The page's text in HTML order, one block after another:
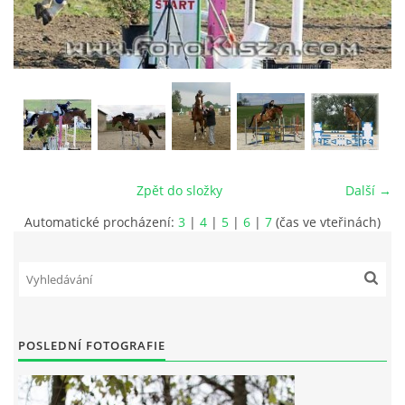
VIDEA
NOVÝ PŘEKÁŽKOVÝ MATERIÁL
MORAVSKOSLEZSKÉM KRAJI
NEDOSTAVILI NA PODZIMNÍ BRIGÁDU
Další →
Zpět do složky
Automatické procházení: 3 | 4 | 5 | 6 | 7 (čas ve vteřinách)
POSLEDNÍ FOTOGRAFIE